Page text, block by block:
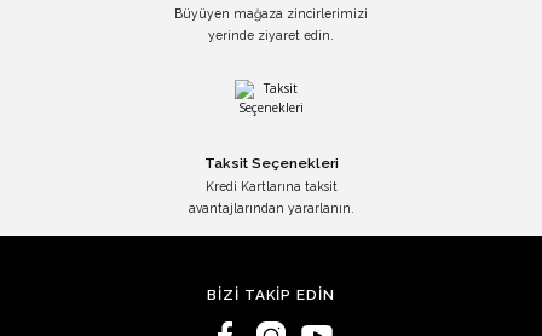
Büyüyen mağaza zincirlerimizi
yerinde ziyaret edin.
Taksit Seçenekleri
Kredi Kartlarına taksit
avantajlarından yararlanın.
BİZİ TAKİP EDİN